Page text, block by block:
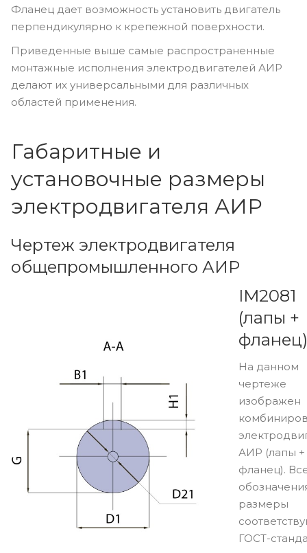
Фланец дает возможность установить двигатель
перпендикулярно к крепежной поверхности.
Приведенные выше самые распространенные
монтажные исполнения электродвигателей АИР
делают их универсальными для различных
областей применения.
Габаритные и
установочные размеры
электродвигателя АИР
Чертеж электродвигателя
общепромышленного АИР
IM2081
(лапы +
фланец)
На данном
чертеже
изображен
АИР (лапы +
фланец).
размеры
ГОСТ-